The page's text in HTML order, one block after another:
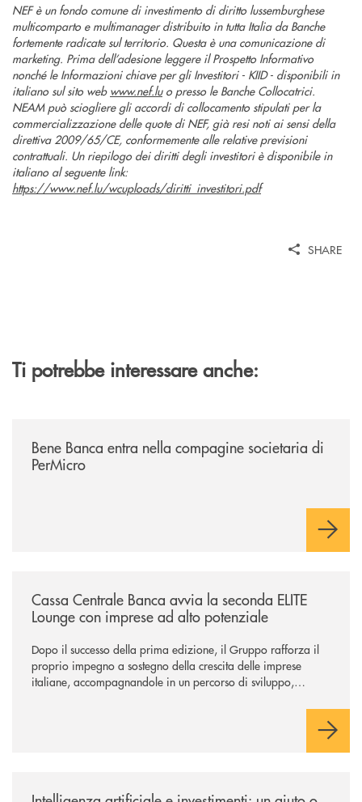
NEF è un fondo comune di investimento di diritto lussemburghese
multicomparto e multimanager distribuito in tutta Italia da Banche
fortemente radicate sul territorio. Questa è una comunicazione di
marketing. Prima dell’adesione leggere il Prospetto Informativo
nonché le Informazioni chiave per gli Investitori - KIID - disponibili in
italiano sul sito web www.nef.luo presso le Banche Collocatrici.
NEAM può sciogliere gli accordi di collocamento stipulati per la
commercializzazione delle quote di NEF, già resi noti ai sensi della
direttiva 2009/65/CE, conformemente alle relative previsioni
contrattuali. Un riepilogo dei diritti degli investitori è disponibile in
italiano al seguente link:
https://www.nef.lu/wcuploads/diritti_investitori.pdf
SHARE
Ti potrebbe interessare anche:
Bene Banca entra nella compagine societaria di
PerMicro
Cassa Centrale Banca avvia la seconda ELITE
Lounge con imprese ad alto potenziale
Dopo il successo della prima edizione, il Gruppo rafforza il
proprio impegno a sostegno della crescita delle imprese
italiane, accompagnandole in un percorso di sviluppo,